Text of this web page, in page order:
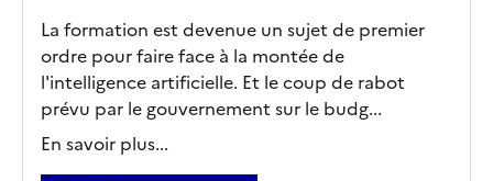
La formation est devenue un sujet de premier
ordre pour faire face à la montée de
l'intelligence artificielle. Et le coup de rabot
prévu par le gouvernement sur le budg...
En savoir plus...